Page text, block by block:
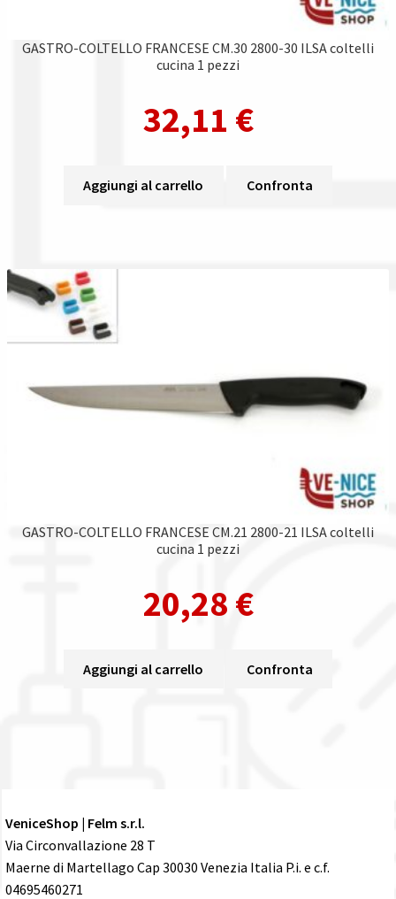
GASTRO-COLTELLO FRANCESE CM.30 2800-30 ILSA coltelli
cucina 1 pezzi
32,11 €
Aggiungi al carrello Confronta
GASTRO-COLTELLO FRANCESE CM.21 2800-21 ILSA coltelli
cucina 1 pezzi
20,28 €
Aggiungi al carrello Confronta
VeniceShop | Felm s.r.l.
Via Circonvallazione 28 T
Maerne di Martellago Cap 30030 Venezia Italia P.i. e c.f.
04695460271